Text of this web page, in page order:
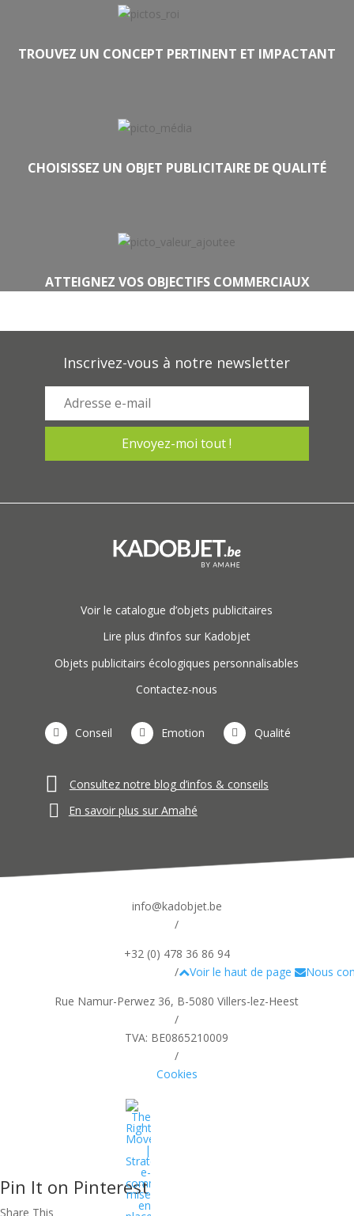
TROUVEZ UN CONCEPT PERTINENT ET IMPACTANT
CHOISISSEZ UN OBJET PUBLICITAIRE DE QUALITÉ
ATTEIGNEZ VOS OBJECTIFS COMMERCIAUX
Voir le haut de page Nous
Inscrivez-vous à notre newsletter
Voir le catalogue d’objets publicitaires
Lire plus d’infos sur Kadobjet
Objets publicitairs écologiques personnalisables
Contactez-nous
Conseil Emotion Qualité
Consultez notre blog d’infos & conseils
En savoir plus sur Amahé
info@kadobjet.be
/
+32 (0) 478 36 86 94
/
Rue Namur-Perwez 36, B-5080 Villers-lez-Heest
/
TVA: BE0865210009
/
Cookies
Pin It on Pinterest
Share This